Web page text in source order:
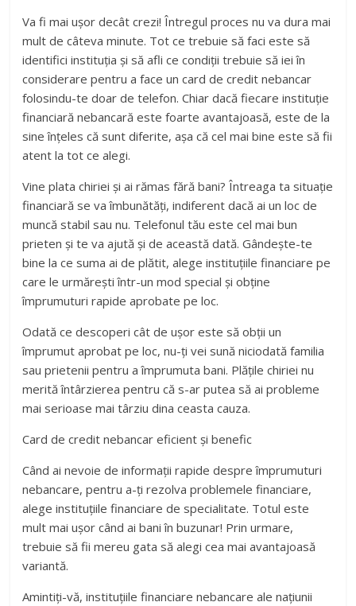
Va fi mai ușor decât crezi! Întregul proces nu va dura mai
mult de câteva minute. Tot ce trebuie să faci este să
identifici instituția și să afli ce condiții trebuie să iei în
considerare pentru a face un card de credit nebancar
folosindu-te doar de telefon. Chiar dacă fiecare instituție
financiară nebancară este foarte avantajoasă, este de la
sine înțeles că sunt diferite, așa că cel mai bine este să fii
atent la tot ce alegi.
Vine plata chiriei și ai rămas fără bani? Întreaga ta situație
financiară se va îmbunătăți, indiferent dacă ai un loc de
muncă stabil sau nu. Telefonul tău este cel mai bun
prieten și te va ajută și de această dată. Gândește-te
bine la ce suma ai de plătit, alege instituțiile financiare pe
care le urmărești într-un mod special și obține
împrumuturi rapide aprobate pe loc.
Odată ce descoperi cât de ușor este să obții un
împrumut aprobat pe loc, nu-ți vei sună niciodată familia
sau prietenii pentru a împrumuta bani. Plățile chiriei nu
merită întârzierea pentru că s-ar putea să ai probleme
mai serioase mai târziu dina ceasta cauza.
Card de credit nebancar eficient și benefic
Când ai nevoie de informații rapide despre împrumuturi
nebancare, pentru a-ți rezolva problemele financiare,
alege instituțiile financiare de specialitate. Totul este
mult mai ușor când ai bani în buzunar! Prin urmare,
trebuie să fii mereu gata să alegi cea mai avantajoasă
variantă.
Amintiți-vă, instituțiile financiare nebancare ale națiunii